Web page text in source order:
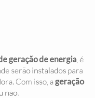
geração de energia , é
serão instalados para
Com isso, a geração
não.